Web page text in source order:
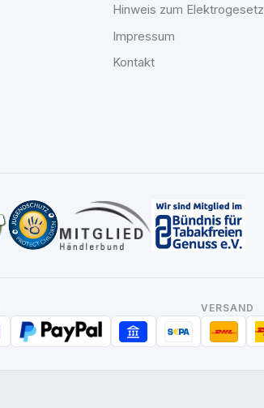
Hinweis zum Elektrogesetz
Impressum
Kontakt
VERSAND